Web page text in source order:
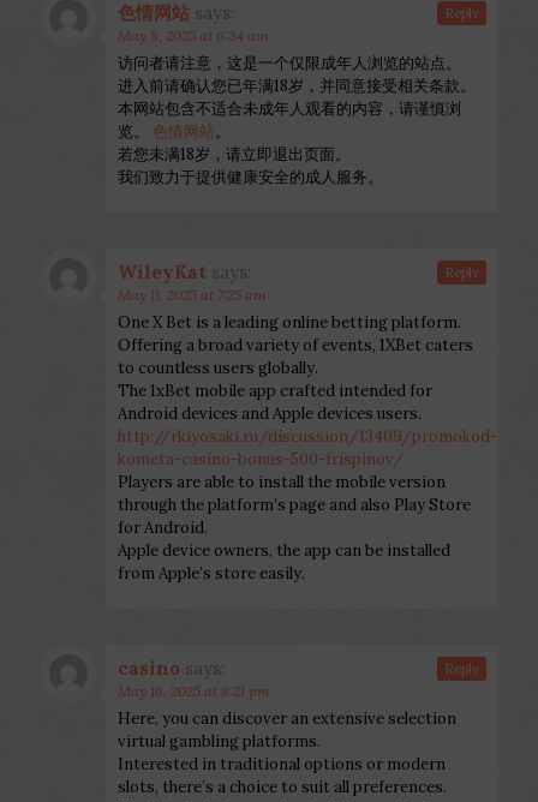
色情网站 says:
May 8, 2025 at 6:34 am
访问者请注意，这是一个仅限成年人浏览的站点。
进入前请确认您已年满18岁，并同意接受相关条款。
本网站包含不适合未成年人观看的内容，请谨慎浏
览。 色情网站。
若您未满18岁，请立即退出页面。
我们致力于提供健康安全的成人服务。
Reply
WileyKat says:
May 11, 2025 at 7:25 am
One X Bet is a leading online betting platform.
Offering a broad variety of events, 1XBet caters
to countless users globally.
The 1xBet mobile app crafted intended for
Android devices and Apple devices users.
http://rkiyosaki.ru/discussion/13409/promokod-
kometa-casino-bonus-500-frispinov/
Players are able to install the mobile version
through the platform’s page and also Play Store
for Android.
Apple device owners, the app can be installed
from Apple’s store easily.
Reply
casino says:
May 16, 2025 at 8:21 pm
Here, you can discover an extensive selection
virtual gambling platforms.
Interested in traditional options or modern
slots, there’s a choice to suit all preferences.
Reply